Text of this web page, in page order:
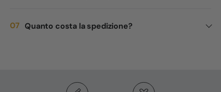
Quanto costa la spedizione?